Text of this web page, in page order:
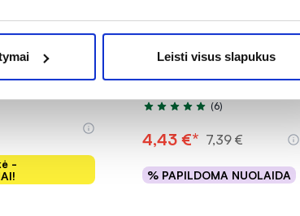
Leisti visus slapukus
papildas B
40
iš 5
-
ACONITUM maisto papildas
SALDUS MIEGAS, 15 kaps.
Įvertinimas 5.0 iš 5
(6)
4,43 €* 7,39 €
% PAPILDOMA NUOLAIDA
Į krepšelį